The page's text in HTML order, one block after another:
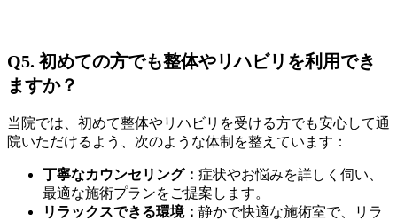
Q5. 初めての方でも整体やリハビリを利用でき
ますか？
当院では、初めて整体やリハビリを受ける方でも安心して通
院いただけるよう、次のような体制を整えています：
丁寧なカウンセリング： 症状やお悩みを詳しく伺い、
最適な施術プランをご提案します。
リラックスできる環境： 静かで快適な施術室で、リラ